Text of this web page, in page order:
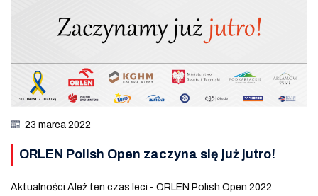
23 marca 2022
ORLEN Polish Open zaczyna się już jutro!
Aktualności Ależ ten czas leci - ORLEN Polish Open 2022